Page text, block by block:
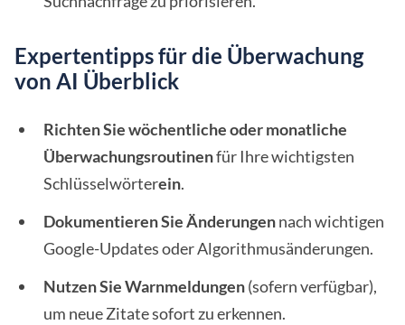
Expertentipps für die Überwachung
von AI Überblick
Richten Sie wöchentliche oder monatliche
Überwachungsroutinenfür Ihre wichtigsten
Schlüsselwörterein.
Dokumentieren Sie Änderungennach wichtigen
Google-Updates oder Algorithmusänderungen.
Nutzen Sie Warnmeldungen(sofern verfügbar),
um neue Zitate sofort zu erkennen.